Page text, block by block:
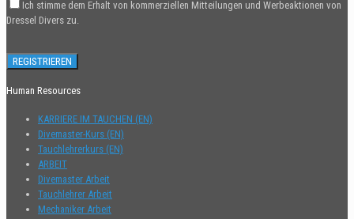
Ich stimme dem Erhalt von kommerziellen Mitteilungen und Werbeaktionen von
Dressel Divers zu.
Human Resources
KARRIERE IM TAUCHEN (EN)
Divemaster-Kurs (EN)
Tauchlehrerkurs (EN)
ARBEIT
Divemaster Arbeit
Tauchlehrer Arbeit
Mechaniker Arbeit